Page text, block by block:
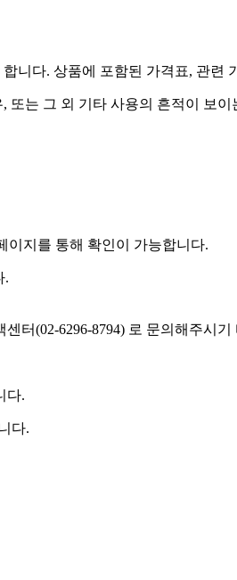
니다. 상품에 포함된 가격표, 관련
는 그 외 기타 사용의 흔적이 보
지를 통해 확인이 가능합니다.
.
터(02-6296-8794) 로 문의해주시기
다.
다.